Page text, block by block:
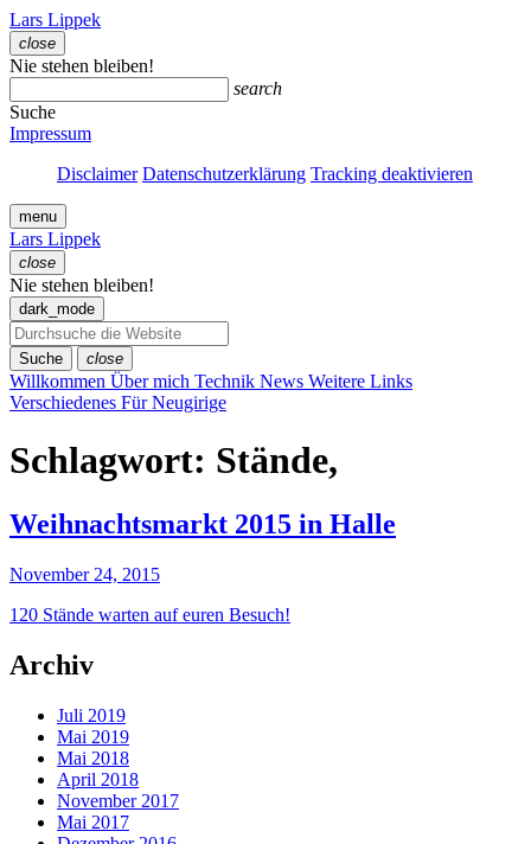
Zum
Inhalt
springen
Lars Lippek
close
Menü
schließen
Nie stehen bleiben!
search
Suche
Impressum
Disclaimer Datenschutzerklärung Tracking deaktivieren
menu
Lars Lippek
close
Menü
schließen
Nie stehen bleiben!
dark_mode
Suche close
Willkommen Über mich Technik News Weitere Links
Verschiedenes Für Neugirige
Schlagwort: Stände,
Weihnachtsmarkt 2015 in Halle
November 24, 2015
120 Stände warten auf euren Besuch!
Archiv
Juli 2019
Mai 2019
Mai 2018
April 2018
November 2017
Mai 2017